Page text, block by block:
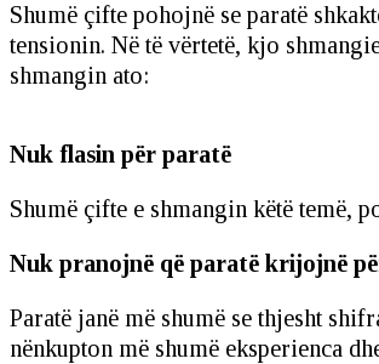
Shumë çifte pohojnë se paratë
tensionin. Në të vërtetë, kjo
shmangin ato:
Nuk flasin për paratë
Shumë çifte e shmangin këtë temë,
Nuk pranojnë që paratë krijojnë
Paratë janë më shumë se thjesht
nënkupton më shumë eksperienca